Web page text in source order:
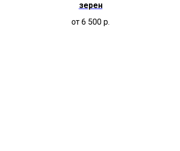
зерен
от 6 500 р.